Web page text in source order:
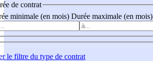
de contrat
minimale (en mois) Durée maximale (en mois)
le filtre du type de contrat